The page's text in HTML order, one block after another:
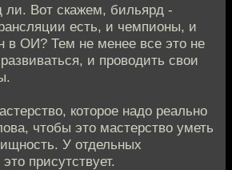
ли. Вот скажем, бильярд -
есть, и чемпионы, и
в ОИ? Тем не менее все это не
и проводить свои
которое надо реально
чтобы это мастерство уметь
У отдельных
присутствует.